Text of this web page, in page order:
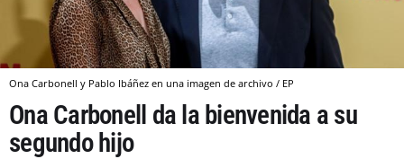
Ona Carbonell y Pablo Ibáñez en una imagen de archivo / EP
Ona Carbonell da la bienvenida a su
segundo hijo